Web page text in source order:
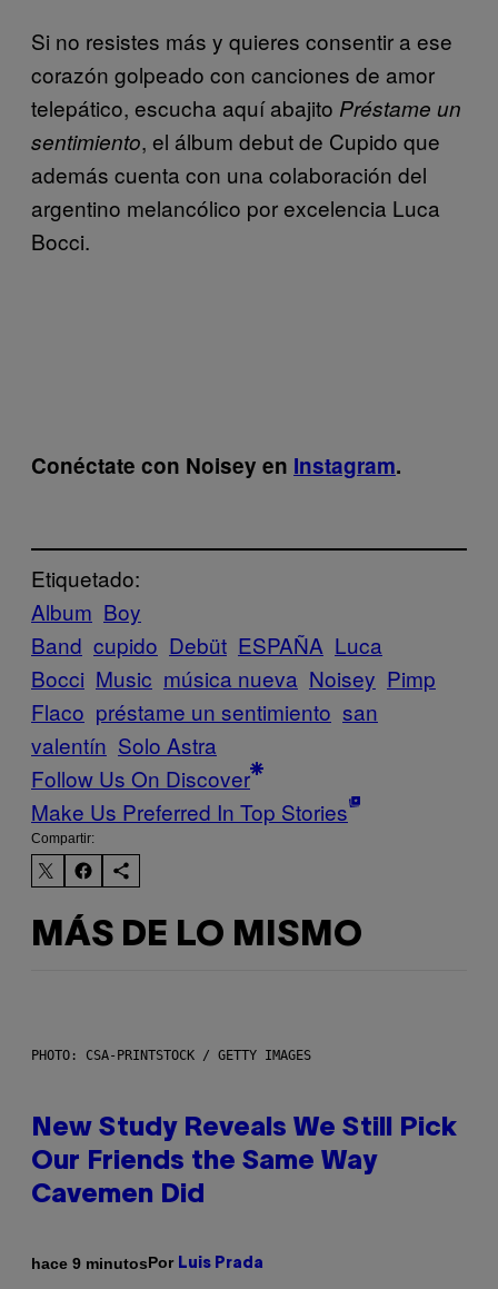
Si no resistes más y quieres consentir a ese
corazón golpeado con canciones de amor
telepático, escucha aquí abajito Préstame un
sentimiento, el álbum debut de Cupido que
además cuenta con una colaboración del
argentino melancólico por excelencia Luca
Bocci.
Conéctate con Noisey en Instagram.
Etiquetado:
Album Boy
Band cupido Debüt ESPAÑA Luca
Bocci Music música nueva Noisey Pimp
Flaco préstame un sentimiento san
valentín Solo Astra
Follow Us On Discover
Make Us Preferred In Top Stories
Compartir:
MÁS DE LO MISMO
PHOTO: CSA-PRINTSTOCK / GETTY IMAGES
New Study Reveals We Still Pick
Our Friends the Same Way
Cavemen Did
hace 9 minutosPor Luis Prada